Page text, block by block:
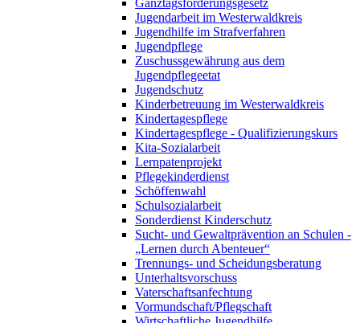
Ganztagsförderungsgesetz
Jugendarbeit im Westerwaldkreis
Jugendhilfe im Strafverfahren
Jugendpflege
Zuschussgewährung aus dem
Jugendpflegeetat
Jugendschutz
Kinderbetreuung im Westerwaldkreis
Kindertagespflege
Kindertagespflege - Qualifizierungskurs
Kita-Sozialarbeit
Lernpatenprojekt
Pflegekinderdienst
Schöffenwahl
Schulsozialarbeit
Sonderdienst Kinderschutz
Sucht- und Gewaltprävention an Schulen -
„Lernen durch Abenteuer“
Trennungs- und Scheidungsberatung
Unterhaltsvorschuss
Vaterschaftsanfechtung
Vormundschaft/Pflegschaft